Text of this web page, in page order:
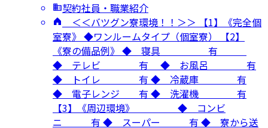
契約社員・職業紹介
＜＜バツグン寮環境！！＞＞ 【1】《完全個
室寮》 ◆ワンルームタイプ（個室寮） 【2】
《寮の備品例》 ◆ 寝具 有
◆ テレビ 有 ◆ お風呂 有
◆ トイレ 有 ◆ 冷蔵庫 有
◆ 電子レンジ 有 ◆ 洗濯機 有
【3】《周辺環境》 ◆ コンビ
ニ 有 ◆ スーパー 有 ◆ 寮から送